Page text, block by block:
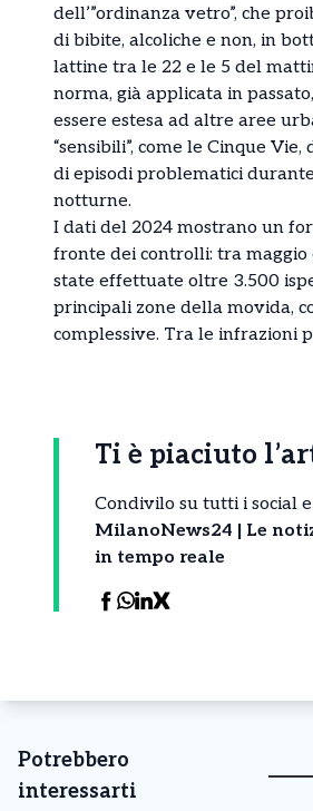
dell’”ordinanza vetro”, che
di bibite, alcoliche e non, in
lattine tra le 22 e le 5 del
norma, già applicata in
essere estesa ad altre aree
“sensibili”, come le Cinque
di episodi problematici
notturne.
I dati del 2024 mostrano un
fronte dei controlli: tra maggio
state effettuate oltre 3.500
principali zone della movida,
complessive. Tra le infrazioni
Ti è piaciuto
Condivilo su tutti i social
MilanoNews24 | Le
in tempo reale
Potrebbero
interessarti